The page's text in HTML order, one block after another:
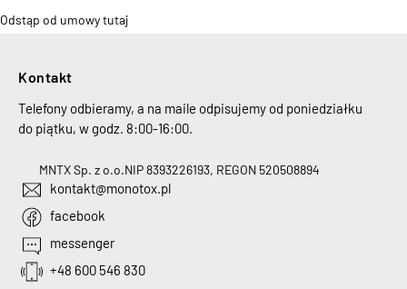
Odstąp od umowy tutaj
Kontakt
Telefony odbieramy, a na maile odpisujemy od poniedziałku
do piątku, w godz. 8:00-16:00.
MNTX Sp. z o.o.NIP 8393226193, REGON 520508894
kontakt@monotox.pl
facebook
messenger
+48 600 546 830